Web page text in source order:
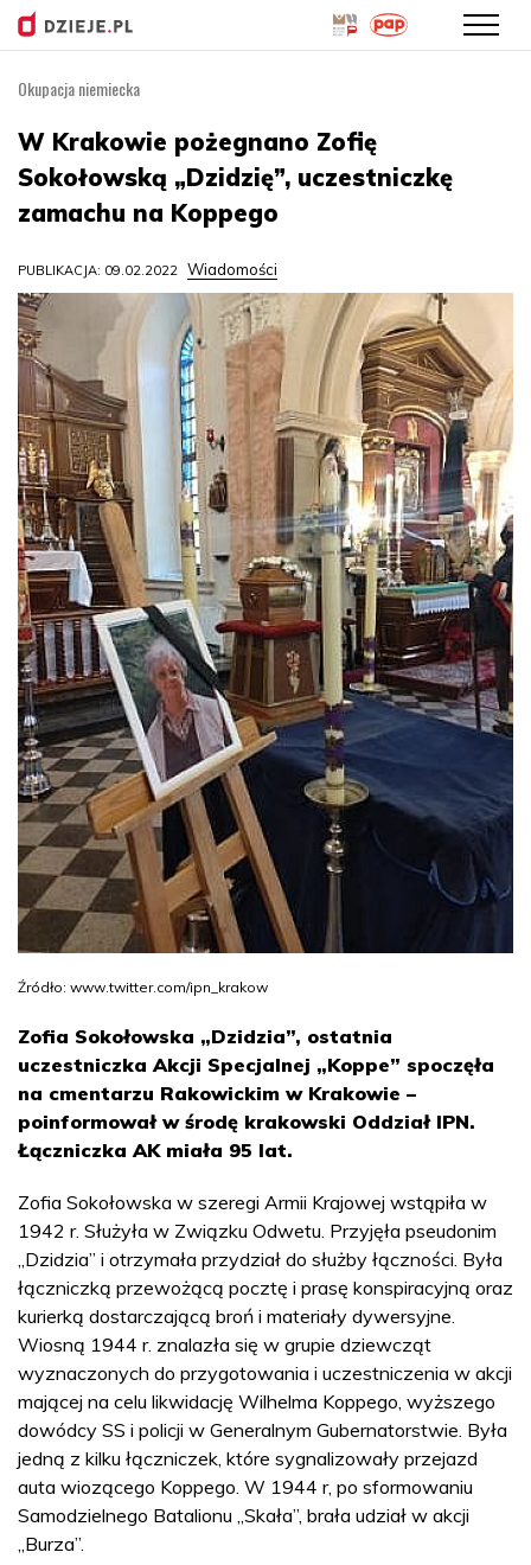
treści
Okupacja niemiecka
W Krakowie pożegnano Zofię
Sokołowską „Dzidzię”, uczestniczkę
zamachu na Koppego
PUBLIKACJA: 09.02.2022 Wiadomości
Źródło: www.twitter.com/ipn_krakow
Zofia Sokołowska „Dzidzia”, ostatnia
uczestniczka Akcji Specjalnej „Koppe” spoczęła
na cmentarzu Rakowickim w Krakowie –
poinformował w środę krakowski Oddział IPN.
Łączniczka AK miała 95 lat.
Zofia Sokołowska w szeregi Armii Krajowej wstąpiła w
1942 r. Służyła w Związku Odwetu. Przyjęła pseudonim
„Dzidzia” i otrzymała przydział do służby łączności. Była
łączniczką przewożącą pocztę i prasę konspiracyjną oraz
kurierką dostarczającą broń i materiały dywersyjne.
Wiosną 1944 r. znalazła się w grupie dziewcząt
wyznaczonych do przygotowania i uczestniczenia w akcji
mającej na celu likwidację Wilhelma Koppego, wyższego
dowódcy SS i policji w Generalnym Gubernatorstwie. Była
jedną z kilku łączniczek, które sygnalizowały przejazd
auta wiozącego Koppego. W 1944 r, po sformowaniu
Samodzielnego Batalionu „Skała”, brała udział w akcji
„Burza”.